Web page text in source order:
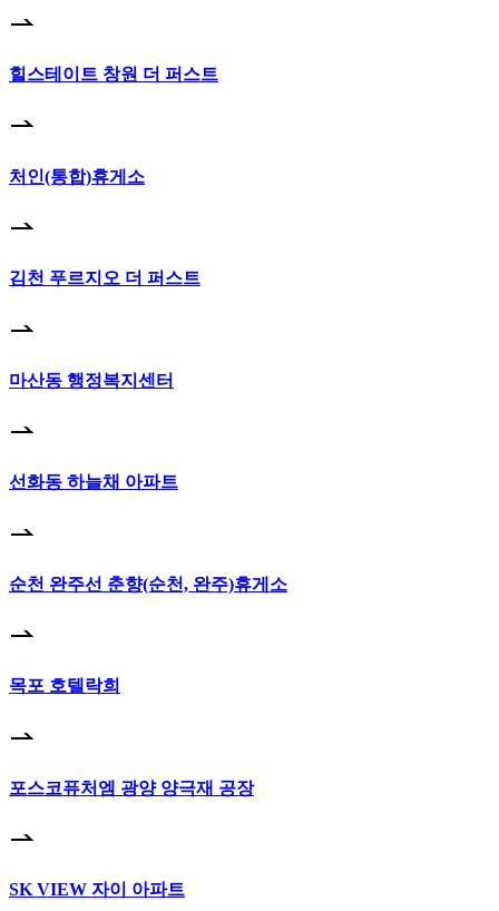
힐스테이트 창원 더 퍼스트
처인(통합)휴게소
김천 푸르지오 더 퍼스트
마산동 행정복지센터
선화동 하늘채 아파트
순천 완주선 춘향(순천, 완주)휴게소
목포 호텔락희
포스코퓨처엠 광양 양극재 공장
SK VIEW 자이 아파트